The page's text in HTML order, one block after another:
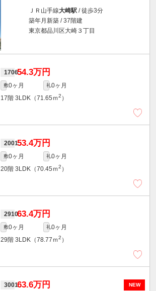
ＪＲ山手線大崎駅 / 徒歩3分
築年月新築 / 37階建
東京都品川区大崎３丁目
170654.3万円
敷0ヶ月 礼0ヶ月
17階 3LDK（71.65ｍ2 ）
200153.4万円
敷0ヶ月 礼0ヶ月
20階 3LDK（70.45ｍ2 ）
291063.4万円
敷0ヶ月 礼0ヶ月
29階 3LDK（78.77ｍ2 ）
NEW
300163.6万円